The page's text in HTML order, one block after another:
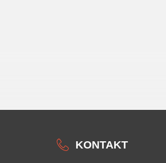
KONTAKT